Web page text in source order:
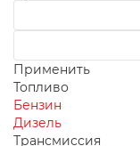
Применить
Топливо
Бензин
Дизель
Трансмиссия